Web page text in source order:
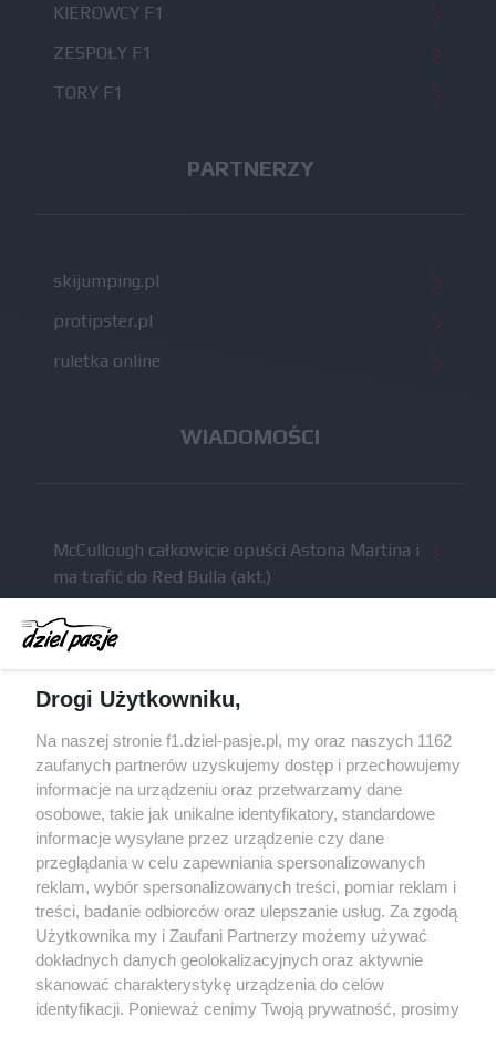
KIEROWCY F1
ZESPOŁY F1
TORY F1
PARTNERZY
skijumping.pl
protipster.pl
ruletka online
WIADOMOŚCI
McCullough całkowicie opuści Astona Martina i
ma trafić do Red Bulla (akt.)
Dochód F1 spadł o 61 procent względem
zeszłego sezonu
algorytmach?
Honda uświadomiła sobie skalę problemów z
silnikiem dopiero w styczniu
Audi planuje wprowadzić jeszcze cztery duże
pakiety poprawek w 2026 roku
Polityka prywatności © 2004 - 2026 GPmedia
Kopiowanie treści bez
zgody autorów zabronione.
Serwis internetowy, z którego korzystasz, używa plików
cookies. Są to pliki instalowane w urządzeniach
końcowych osób korzystających z serwisu, w celu
administrowania serwisem, poprawy jakości
Drogi Użytkowniku,
Na naszej stronie f1.dziel-pasje.pl, my oraz naszych 1162
zaufanych partnerów uzyskujemy dostęp i przechowujemy
informacje na urządzeniu oraz przetwarzamy dane
osobowe, takie jak unikalne identyfikatory, standardowe
informacje wysyłane przez urządzenie czy dane
przeglądania w celu zapewniania spersonalizowanych
reklam, wybór spersonalizowanych treści, pomiar reklam i
treści, badanie odbiorców oraz ulepszanie usług. Za zgodą
Użytkownika my i Zaufani Partnerzy możemy używać
dokładnych danych geolokalizacyjnych oraz aktywnie
skanować charakterystykę urządzenia do celów
identyfikacji. Ponieważ cenimy Twoją prywatność, prosimy